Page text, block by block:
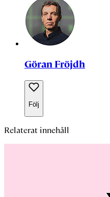
Göran Fröjdh
Följ
Relaterat innehåll